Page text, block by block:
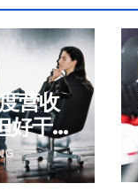
营收
好于预
在
好